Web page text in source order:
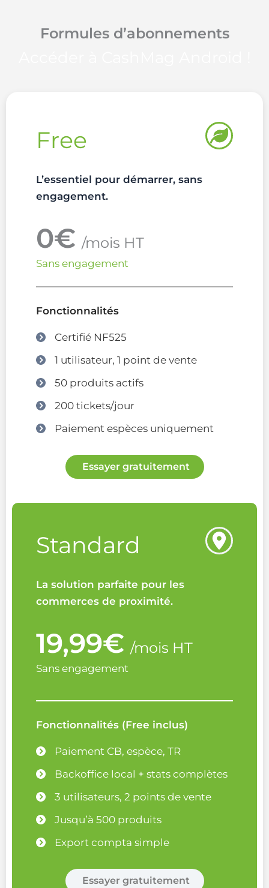
Formules d’abonnements
Free
L’essentiel pour démarrer, sans
engagement.
0€ /mois HT
Sans engagement
Fonctionnalités
Certifié NF525
1 utilisateur, 1 point de vente
50 produits actifs
200 tickets/jour
Paiement espèces uniquement
Essayer gratuitement
Standard
La solution parfaite pour les
commerces de proximité.
19,99€ /mois HT
Sans engagement
Fonctionnalités (Free inclus)
Paiement CB, espèce, TR
Backoffice local + stats complètes
3 utilisateurs, 2 points de vente
Jusqu’à 500 produits
Export compta simple
Essayer gratuitement